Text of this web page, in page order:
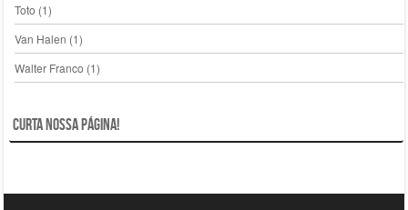
Toto (1)
Van Halen (1)
Walter Franco (1)
Curta nossa página!